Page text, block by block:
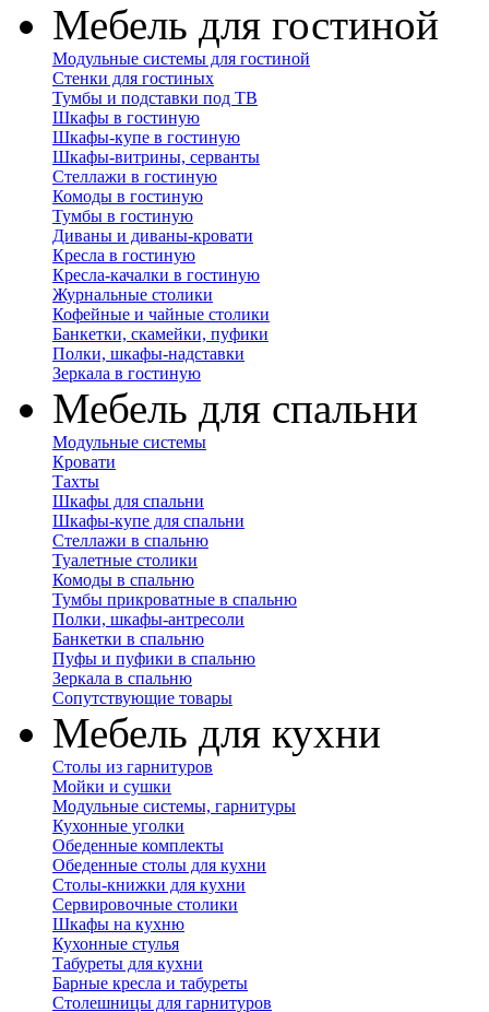
Мебель для гостиной
Модульные системы для гостиной
Стенки для гостиных
Тумбы и подставки под ТВ
Шкафы в гостиную
Шкафы-купе в гостиную
Шкафы-витрины, серванты
Стеллажи в гостиную
Комоды в гостиную
Тумбы в гостиную
Диваны и диваны-кровати
Кресла в гостиную
Кресла-качалки в гостиную
Журнальные столики
Кофейные и чайные столики
Банкетки, скамейки, пуфики
Полки, шкафы-надставки
Зеркала в гостиную
Мебель для спальни
Модульные системы
Кровати
Тахты
Шкафы для спальни
Шкафы-купе для спальни
Стеллажи в спальню
Туалетные столики
Комоды в спальню
Тумбы прикроватные в спальню
Полки, шкафы-антресоли
Банкетки в спальню
Пуфы и пуфики в спальню
Зеркала в спальню
Сопутствующие товары
Мебель для кухни
Столы из гарнитуров
Мойки и сушки
Модульные системы, гарнитуры
Кухонные уголки
Обеденные комплекты
Обеденные столы для кухни
Столы-книжки для кухни
Сервировочные столики
Шкафы на кухню
Кухонные стулья
Табуреты для кухни
Барные кресла и табуреты
Столешницы для гарнитуров